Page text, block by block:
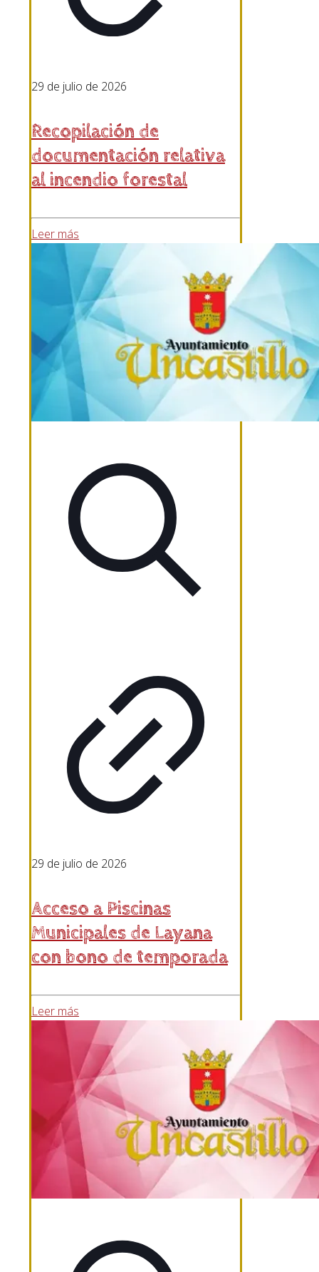
29 de julio de 2026
Recopilación de
documentación relativa
al incendio forestal
Leer más
29 de julio de 2026
Acceso a Piscinas
Municipales de Layana
con bono de temporada
Leer más